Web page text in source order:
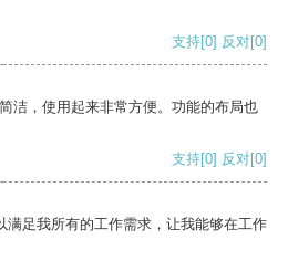
支持[0] 反对[0]
洁，使用起来非常方便。功能的布局也
支持[0] 反对[0]
满足我所有的工作需求，让我能够在工作